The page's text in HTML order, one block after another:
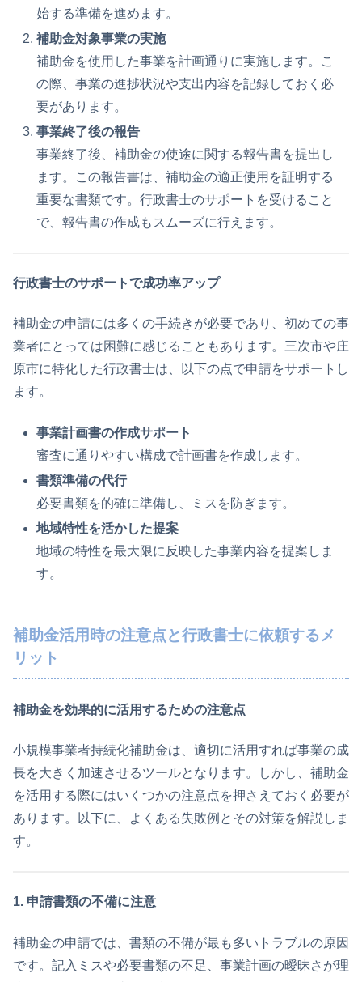
始する準備を進めます。
補助金対象事業の実施
補助金を使用した事業を計画通りに実施します。こ
の際、事業の進捗状況や支出内容を記録しておく必
要があります。
事業終了後の報告
事業終了後、補助金の使途に関する報告書を提出し
ます。この報告書は、補助金の適正使用を証明する
重要な書類です。行政書士のサポートを受けること
で、報告書の作成もスムーズに行えます。
行政書士のサポートで成功率アップ
補助金の申請には多くの手続きが必要であり、初めての事
業者にとっては困難に感じることもあります。三次市や庄
原市に特化した行政書士は、以下の点で申請をサポートし
ます。
事業計画書の作成サポート
審査に通りやすい構成で計画書を作成します。
書類準備の代行
必要書類を的確に準備し、ミスを防ぎます。
地域特性を活かした提案
地域の特性を最大限に反映した事業内容を提案しま
す。
補助金活用時の注意点と行政書士に依頼するメ
リット
補助金を効果的に活用するための注意点
小規模事業者持続化補助金は、適切に活用すれば事業の成
長を大きく加速させるツールとなります。しかし、補助金
を活用する際にはいくつかの注意点を押さえておく必要が
あります。以下に、よくある失敗例とその対策を解説しま
す。
1. 申請書類の不備に注意
補助金の申請では、書類の不備が最も多いトラブルの原因
です。記入ミスや必要書類の不足、事業計画の曖昧さが理